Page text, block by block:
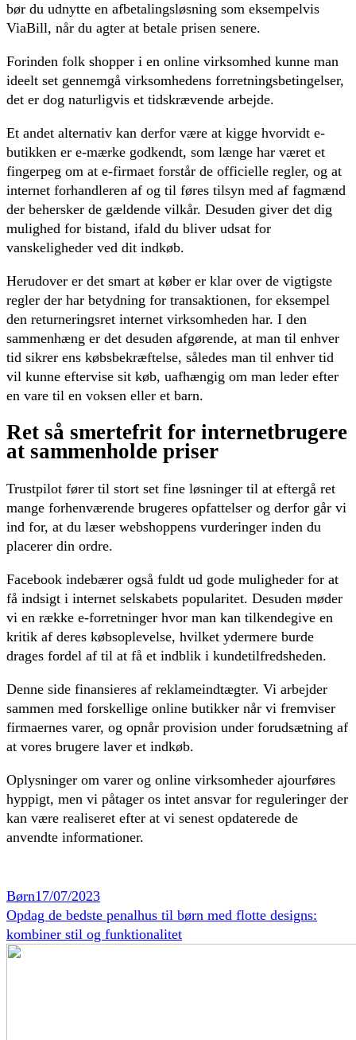
bør du udnytte en afbetalingsløsning som eksempelvis
ViaBill, når du agter at betale prisen senere.
Forinden folk shopper i en online virksomhed kunne man
ideelt set gennemgå virksomhedens forretningsbetingelser,
det er dog naturligvis et tidskrævende arbejde.
Et andet alternativ kan derfor være at kigge hvorvidt e-
butikken er e-mærke godkendt, som længe har været et
fingerpeg om at e-firmaet forstår de officielle regler, og at
internet forhandleren af og til føres tilsyn med af fagmænd
der behersker de gældende vilkår. Desuden giver det dig
mulighed for bistand, ifald du bliver udsat for
vanskeligheder ved dit indkøb.
Herudover er det smart at køber er klar over de vigtigste
regler der har betydning for transaktionen, for eksempel
den returneringsret internet virksomheden har. I den
sammenhæng er det desuden afgørende, at man til enhver
tid sikrer ens købsbekræftelse, således man til enhver tid
vil kunne eftervise sit køb, uafhængig om man leder efter
en vare til en voksen eller et barn.
Ret så smertefrit for internetbrugere
at sammenholde priser
Trustpilot fører til stort set fine løsninger til at eftergå ret
mange forhenværende brugeres opfattelser og derfor går vi
ind for, at du læser webshoppens vurderinger inden du
placerer din ordre.
Facebook indebærer også fuldt ud gode muligheder for at
få indsigt i internet selskabets popularitet. Desuden møder
vi en række e-forretninger hvor man kan tilkendegive en
kritik af deres købsoplevelse, hvilket ydermere burde
drages fordel af til at få et indblik i kundetilfredsheden.
Denne side finansieres af reklameindtægter. Vi arbejder
sammen med forskellige online butikker når vi fremviser
firmaernes varer, og opnår provision under forudsætning af
at vores brugere laver et indkøb.
Oplysninger om varer og online virksomheder ajourføres
hyppigt, men vi påtager os intet ansvar for reguleringer der
kan være realiseret efter at vi senest opdaterede de
anvendte informationer.
Børn17/07/2023
Opdag de bedste penalhus til børn med flotte designs:
kombiner stil og funktionalitet